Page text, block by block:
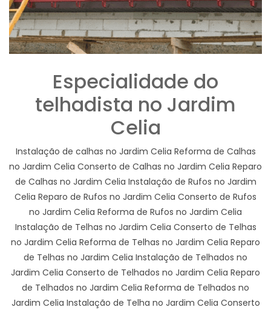
Especialidade do
telhadista no Jardim
Celia
Instalação de calhas no Jardim Celia Reforma de Calhas
no Jardim Celia Conserto de Calhas no Jardim Celia Reparo
de Calhas no Jardim Celia Instalação de Rufos no Jardim
Celia Reparo de Rufos no Jardim Celia Conserto de Rufos
no Jardim Celia Reforma de Rufos no Jardim Celia
Instalação de Telhas no Jardim Celia Conserto de Telhas
no Jardim Celia Reforma de Telhas no Jardim Celia Reparo
de Telhas no Jardim Celia Instalação de Telhados no
Jardim Celia Conserto de Telhados no Jardim Celia Reparo
de Telhados no Jardim Celia Reforma de Telhados no
Jardim Celia Instalação de Telha no Jardim Celia Conserto